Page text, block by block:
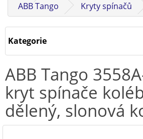
ABB Tango
Kryty spínačů
Kategorie
ABB Tango
kryt spínače
dělený, slonová